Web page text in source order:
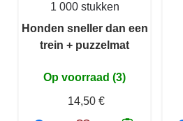
1 000 stukken
Honden sneller dan een
trein + puzzelmat
Op voorraad (3)
14,50 €